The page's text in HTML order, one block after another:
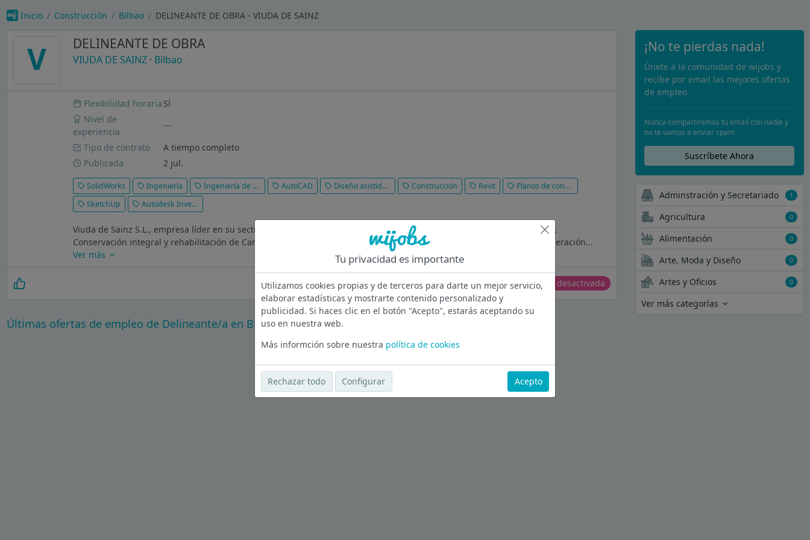
Inicio Construcción Bilbao DELINEANTE DE OBRA - VIUDA DE SAINZ
V DELINEANTE DE OBRA
VIUDA DE SAINZ · Bilbao
Flexibilidad horaria Sí
Nivel de
experiencia
---
Tipo de contrato
A tiempo completo
Publicada
2 jul.
SolidWorks Ingeniería Ingeniería de proyectos AutoCAD Diseño asistido por ordenador (CAD) Construcción Revit
Planos de construcción
SketchUp
Autodesk Inventor
Viuda de Sainz S.L., empresa líder en su sector en el País Vasco, dedicada a la Obra Civil, Construcción, Mantenimiento,
Conservación integral y rehabilitación de Carreteras, Obras Hidráulicas, Urbanizaciones, Obras de Tratamiento y recuperación...
Ver más
Oferta desactivada
Últimas ofertas de empleo de Delineante/a en Bizkaia
Ver más ofertas
¡No te pierdas nada!
Únete a la comunidad de wijobs y
recibe por email las mejores ofertas
de empleo
Nunca compartiremos tu email con nadie y
no te vamos a enviar spam
Suscríbete Ahora
Adminstración y Secretariado 1
Agricultura 0
Alimentación 0
Arte, Moda y Diseño 0
Artes y Oficios 0
Ver más categorías
Tu privacidad es importante
Utilizamos cookies propias y de terceros para darte un mejor servicio,
elaborar estadísticas y mostrarte contenido personalizado y
publicidad. Si haces clic en el botón "Acepto", estarás aceptando su
uso en nuestra web.
Más informción sobre nuestra política de cookies
Rechazar todo Configurar Acepto